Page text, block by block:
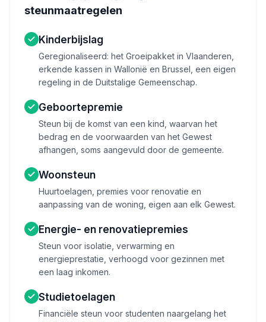
steunmaatregelen
Kinderbijslag
Geregionaliseerd: het Groeipakket in Vlaanderen,
erkende kassen in Wallonië en Brussel, een eigen
regeling in de Duitstalige Gemeenschap.
Geboortepremie
Steun bij de komst van een kind, waarvan het
bedrag en de voorwaarden van het Gewest
afhangen, soms aangevuld door de gemeente.
Woonsteun
Huurtoelagen, premies voor renovatie en
aanpassing van de woning, eigen aan elk Gewest.
Energie- en renovatiepremies
Steun voor isolatie, verwarming en
energieprestatie, verhoogd voor gezinnen met
een laag inkomen.
Studietoelagen
Financiële steun voor studenten naargelang het